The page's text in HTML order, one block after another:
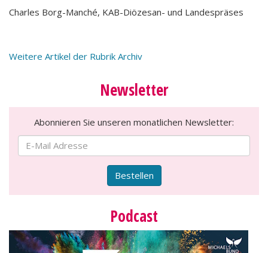
Charles Borg-Manché, KAB-Diözesan- und Landespräses
Weitere Artikel der Rubrik Archiv
Newsletter
Abonnieren Sie unseren monatlichen Newsletter:
Bestellen
Podcast